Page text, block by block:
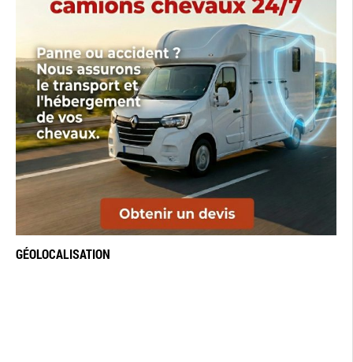
GÉOLOCALISATION